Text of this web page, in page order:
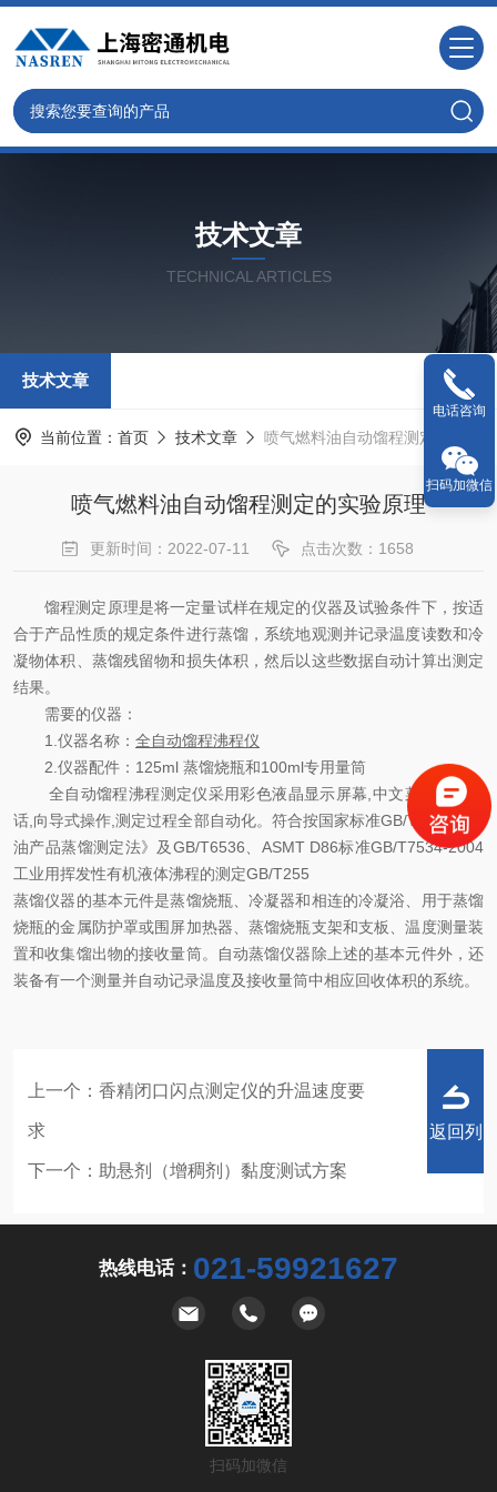
技术文章
TECHNICAL ARTICLES
技术文章
当前位置： 首页 技术文章 喷气燃料油自动馏程测定的实验原理
喷气燃料油自动馏程测定的实验原理
更新时间：2022-07-11 点击次数：1658
馏程测定原理是将一定量试样在规定的仪器及试验条件下，按适
合于产品性质的规定条件进行蒸馏，系统地观测并记录温度读数和冷
凝物体积、蒸馏残留物和损失体积，然后以这些数据自动计算出测定
结果。
需要的仪器：
1. 仪器名称： 全自动馏程沸程仪
2. 仪器配件： 125ml 蒸馏烧瓶和100ml专用量筒
全自动馏程沸程测定仪采用彩色液晶显示屏幕 中文菜单人机对
话 向导式操作 ,测定过程全部自动化。 符合按国家标准GB/T6536《石
油产品蒸馏测定法》 及GB/T6536
ASMT D86标准GB/T7534-2004
工业用挥发性有机液体沸程的测定GB/T255
蒸馏仪器的基本元件是蒸馏烧瓶、冷凝器和相连的冷凝浴、用于蒸馏
烧瓶的金属防护罩或围屏加热器、蒸馏烧瓶支架和支板、温度测量装
置和收集馏出物的接收量筒。自动蒸馏仪器除上述的基本元件外，还
装备有一个测量并自动记录温度及接收量筒中相应回收体积的系统。
上一个： 香精闭口闪点测定仪的升温速度要
求
下一个： 助悬剂（增稠剂）黏度测试方案
返回列
热线电话： 021-59921627
扫码加微信
电话咨询
扫码加微信